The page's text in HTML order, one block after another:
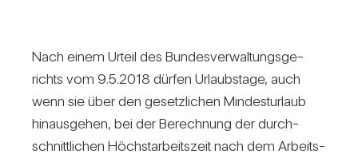
Nach einem Urteil des Bun­des­ver­wal­tungs­ge­
richts vom 9.5.2018 dürfen Urlaubs­tage, auch
wenn sie über den gesetz­li­chen Min­dest­ur­laub
hin­aus­gehen, bei der Berech­nung der durch­
schnitt­li­chen Höchst­ar­beits­zeit nach dem Arbeits­